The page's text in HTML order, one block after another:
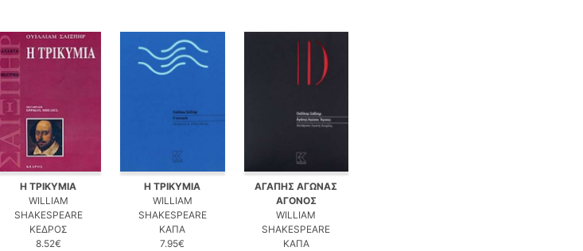
Η ΤΡΙΚΥΜΙΑ
WILLIAM
SHAKESPEARE
ΚΕΔΡΟΣ
8.52€
Η ΤΡΙΚΥΜΙΑ
WILLIAM
SHAKESPEARE
ΚΑΠΑ
7.95€
ΑΓΑΠΗΣ ΑΓΩΝΑΣ
ΑΓΟΝΟΣ
WILLIAM
SHAKESPEARE
ΚΑΠΑ